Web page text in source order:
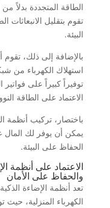
الطاقة المتجددة بدلاً
تقوم بتقليل الانبعاثات
البيئة.
بالإضافة إلى ذلك،
استهلاك الكهرباء من
توفيراً كبيراً على فواتير
الاعتماد على الطاقة
باختصار، تركيب أنظمة
يمكن أن يوفر لك
الحفاظ على البيئة.
الاعتماد على أنظمة
والحفاظ على الأمان
تعد أنظمة الإضاءة
الكهرباء المنزلية،